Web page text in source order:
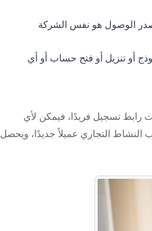
الوصول هو نفس الشركة
أو تنزيل أو فتح حساب أو أي
رابط تسجيل فريدًا، فيمكن لأي
التجاري عميلاً جديدًا، ويحصل